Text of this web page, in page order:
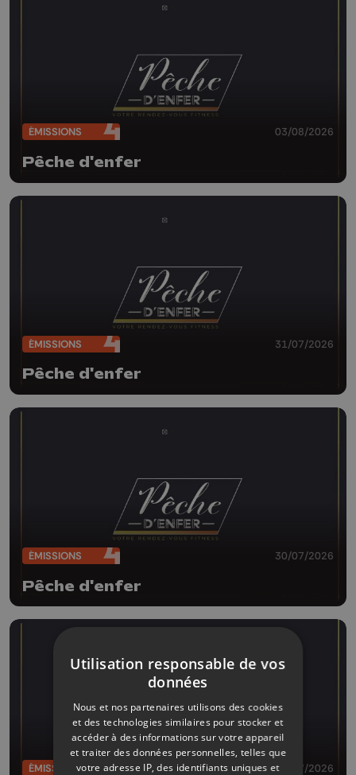
ÉMISSIONS 03/08/2026
Pêche d'enfer
ÉMISSIONS 31/07/2026
Pêche d'enfer
ÉMISSIONS 30/07/2026
Pêche d'enfer
ÉMISSIONS 29/07/2026
Utilisation responsable de vos
données
Nous et nos partenaires utilisons des cookies
et des technologies similaires pour stocker et
accéder à des informations sur votre appareil
et traiter des données personnelles, telles que
votre adresse IP, des identifiants uniques et